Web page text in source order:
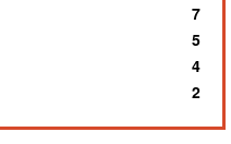
7
5
4
2